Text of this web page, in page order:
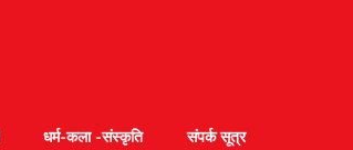
धर्म-कला -संस्कृति
संपर्क सूत्र